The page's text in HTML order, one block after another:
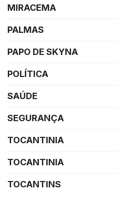
MIRACEMA
PALMAS
PAPO DE SKYNA
POLÍTICA
SAÚDE
SEGURANÇA
TOCANTINIA
TOCANTINIA
TOCANTINS